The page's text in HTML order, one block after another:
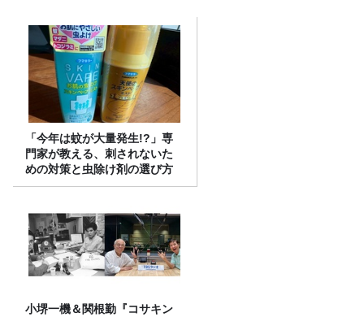
「今年は蚊が大量発生!?」専
門家が教える、刺されないた
めの対策と虫除け剤の選び方
小堺一機＆関根勤『コサキン